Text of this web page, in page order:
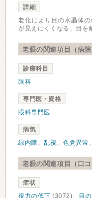
詳細
老化により目の水晶体
が見えにくくなる、目を
老眼の関連項目（病院
診療科目
眼科
専門医・資格
眼科専門医
病気
緑内障、乱視、色覚異常
老眼の関連項目（口コ
症状
視力の低下 (3072)、 目